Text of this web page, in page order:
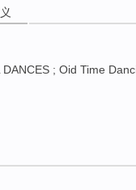
DANCES ; Oid Time